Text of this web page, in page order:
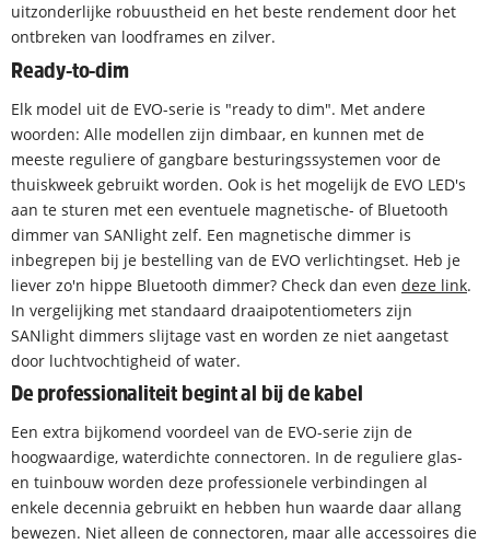
uitzonderlijke robuustheid en het beste rendement door het
ontbreken van loodframes en zilver.
Ready-to-dim
Elk model uit de EVO-serie is "ready to dim". Met andere
woorden: Alle modellen zijn dimbaar, en kunnen met de
meeste reguliere of gangbare besturingssystemen voor de
thuiskweek gebruikt worden. Ook is het mogelijk de EVO LED's
aan te sturen met een eventuele magnetische- of Bluetooth
dimmer van SANlight zelf. Een magnetische dimmer is
inbegrepen bij je bestelling van de EVO verlichtingset. Heb je
liever zo'n hippe Bluetooth dimmer? Check dan even deze link.
In vergelijking met standaard draaipotentiometers zijn
SANlight dimmers slijtage vast en worden ze niet aangetast
door luchtvochtigheid of water.
De professionaliteit begint al bij de kabel
Een extra bijkomend voordeel van de EVO-serie zijn de
hoogwaardige, waterdichte connectoren. In de reguliere glas-
en tuinbouw worden deze professionele verbindingen al
enkele decennia gebruikt en hebben hun waarde daar allang
bewezen. Niet alleen de connectoren, maar alle accessoires die